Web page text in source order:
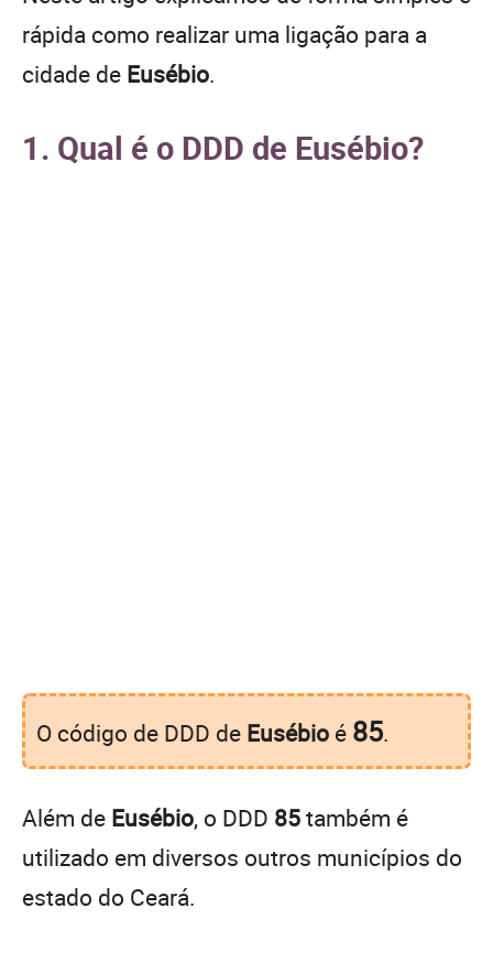
rápida como realizar uma ligação para a
cidade de Eusébio.
1. Qual é o DDD de Eusébio?
O código de DDD de Eusébio é 85.
Além de Eusébio, o DDD 85também é
utilizado em diversos outros municípios do
estado do Ceará.